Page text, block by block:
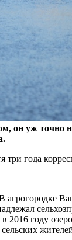
он уж
года
году